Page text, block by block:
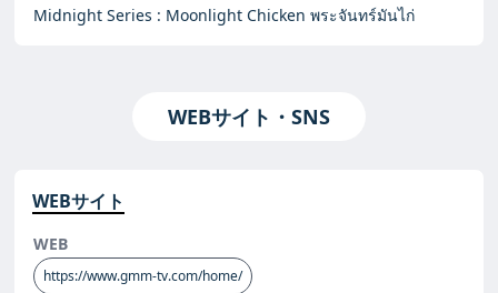
Midnight Series : Moonlight Chicken พระจันทร์มันไก่
WEBサイト・SNS
WEBサイト
WEB
https://www.gmm-tv.com/home/